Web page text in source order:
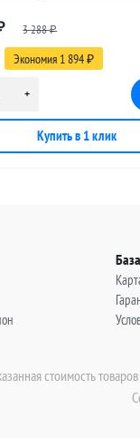
3 288₽
Экономия 1 894₽
стоимость